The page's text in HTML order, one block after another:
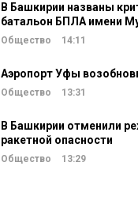
В Башкирии названы
батальон БПЛА имени
Общество 14:11
Аэропорт Уфы
Общество 13:31
В Башкирии отменили
ракетной опасности
Общество 13:29